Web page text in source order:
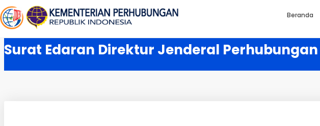
Beranda
Surat Edaran Direktur Jenderal Perhubungan